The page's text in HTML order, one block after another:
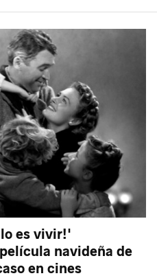
es vivir!'
navideña de
en cines